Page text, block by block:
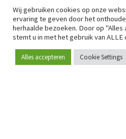
Word lid
Wij gebruiken cookies op onze
ervaring te geven door het
herhaalde bezoeken. Door op
stemt u in met het gebruik van ALLE
Alles accepteren Cookie Settings